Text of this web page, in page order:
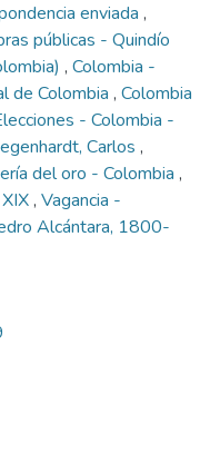
enviada ,
públicas - Quindío
, Colombia -
de Colombia , Colombia
- Colombia -
Carlos ,
del oro - Colombia ,
, Vagancia -
Alcántara, 1800-